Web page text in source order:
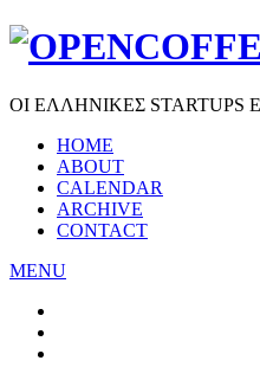
ΟΙ ΕΛΛΗΝΙΚΕΣ STARTUPS
HOME
ABOUT
CALENDAR
ARCHIVE
CONTACT
MENU